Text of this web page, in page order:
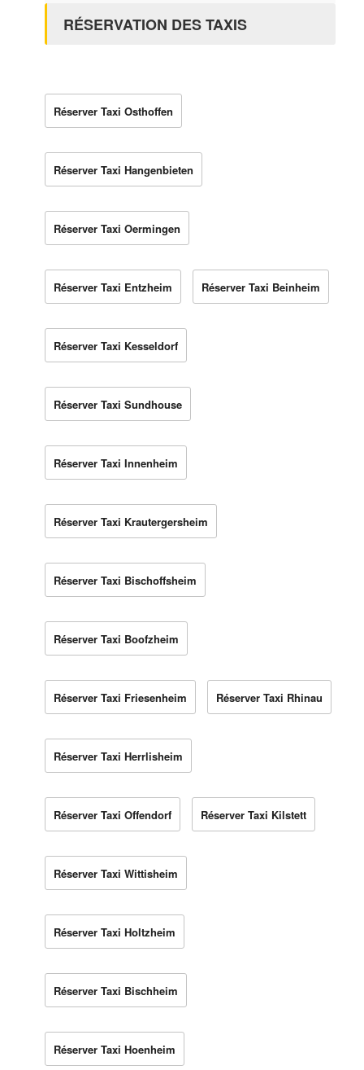
RÉSERVATION DES TAXIS
Réserver Taxi Osthoffen
Réserver Taxi Hangenbieten
Réserver Taxi Oermingen
Réserver Taxi Entzheim Réserver Taxi Beinheim
Réserver Taxi Kesseldorf
Réserver Taxi Sundhouse
Réserver Taxi Innenheim
Réserver Taxi Krautergersheim
Réserver Taxi Bischoffsheim
Réserver Taxi Boofzheim
Réserver Taxi Friesenheim Réserver Taxi Rhinau
Réserver Taxi Herrlisheim
Réserver Taxi Offendorf Réserver Taxi Kilstett
Réserver Taxi Wittisheim
Réserver Taxi Holtzheim
Réserver Taxi Bischheim
Réserver Taxi Hoenheim